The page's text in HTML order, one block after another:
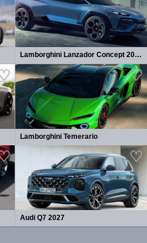
Lamborghini Lanzador Concept 2026
Lamborghini Temerario
Audi Q7 2027